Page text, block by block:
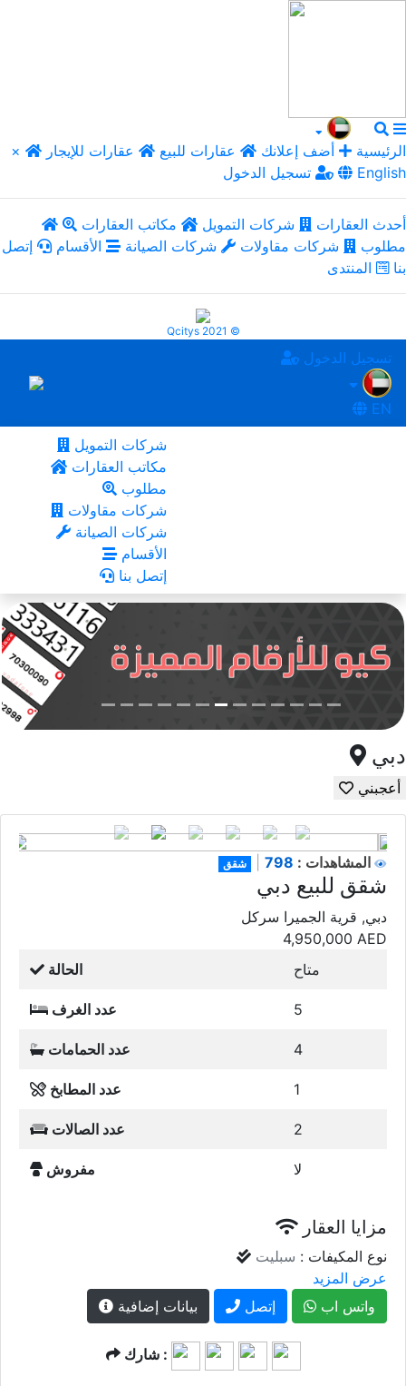
× الرئيسية أضف إعلانك عقارات للبيع
عقارات للإيجار
تسجيل الدخول
English
أحدث العقارات شركات التمويل
مكاتب العقارات
مطلوب
شركات مقاولات شركات الصيانة الأقسام
إتصل
بنا
المنتدى
Qcitys 2021 ©
تسجيل الدخول
EN
شركات التمويل
مكاتب العقارات
مطلوب
شركات مقاولات
شركات الصيانة
الأقسام
إتصل بنا